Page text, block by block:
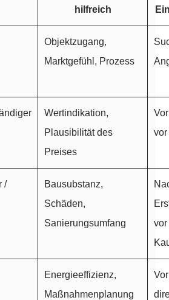
hilfreich
Objektzugang,
Marktgefühl, Prozess
Wertindikation,
Plausibilität des
Preises
/
Bausubstanz,
Schäden,
Sanierungsumfang
vor
Energieeffizienz,
Maßnahmenplanung